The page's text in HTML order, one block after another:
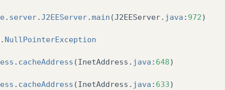
. server.J2EEServer.main (J2EEServer. java : 972)
. NullPointerException
. cacheAddress (InetAddress . java : 648)
. cacheAddress (InetAddress . java : 633)